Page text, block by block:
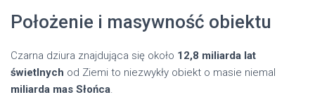
Położenie i masywność obiektu
Czarna dziura znajdująca się około 12,8 miliarda lat
świetlnych od Ziemi to niezwykły obiekt o masie niemal
miliarda mas Słońca.